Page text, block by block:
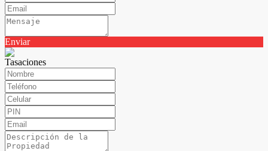
Enviar
Tasaciones